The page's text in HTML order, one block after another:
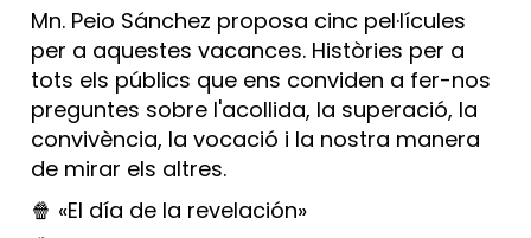
Mn. Peio Sánchez proposa cinc pel·lícules
per a aquestes vacances. Històries per a
tots els públics que ens conviden a fer-nos
preguntes sobre l'acollida, la superació, la
convivència, la vocació i la nostra manera
de mirar els altres.
🍿 «El día de la revelación»